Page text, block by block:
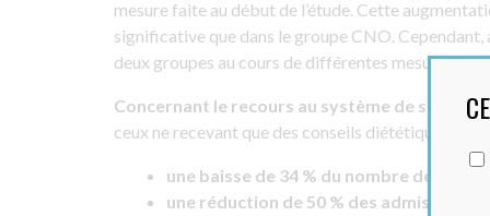
mesure faite au début de l’étude. Cette
significative que dans le groupe CNO. Cependant,
deux groupes au cours de différentes mesures
Concernant le recours au système de soins,
ceux ne recevant que des conseils diététiques :
une baisse de 34 % du nombre de
une réduction de 50 % des admissions à